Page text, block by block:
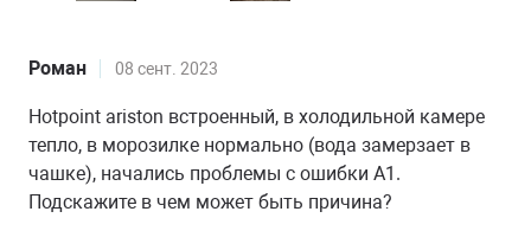
Роман 08 сент. 2023
Hotpoint ariston встроенный, в холодильной камере
тепло, в морозилке нормально (вода замерзает в
чашке), начались проблемы с ошибки А1.
Подскажите в чем может быть причина?